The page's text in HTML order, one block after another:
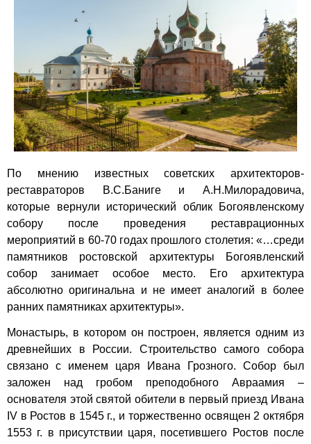
По мнению известных советских архитекторов-
реставраторов В.С.Баниге и А.Н.Милорадовича,
которые вернули исторический облик Богоявленскому
собору после проведения реставрационных
мероприятий в 60-70 годах прошлого столетия: «…среди
памятников ростовской архитектуры Богоявленский
собор занимает особое место. Его архитектура
абсолютно оригинальна и не имеет аналогий в более
ранних памятниках архитектуры».
Монастырь, в котором он построен, является одним из
древнейших в России. Строительство самого собора
связано с именем царя Ивана Грозного. Собор был
заложен над гробом преподобного Авраамия –
основателя этой святой обители в первый приезд Ивана
IV в Ростов в 1545 г., и торжественно освящен 2 октября
1553 г. в присутствии царя, посетившего Ростов после